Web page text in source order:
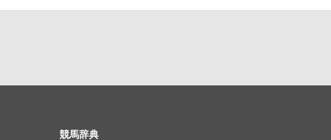
競馬辞典